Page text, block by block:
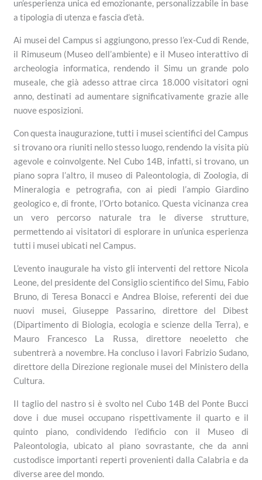
un’esperienza unica ed emozionante, personalizzabile in base
a tipologia di utenza e fascia d’età.
Ai musei del Campus si aggiungono, presso l’ex-Cud di Rende,
il Rimuseum (Museo dell’ambiente) e il Museo interattivo di
archeologia informatica, rendendo il Simu un grande polo
museale, che già adesso attrae circa 18.000 visitatori ogni
anno, destinati ad aumentare significativamente grazie alle
nuove esposizioni.
Con questa inaugurazione, tutti i musei scientifici del Campus
si trovano ora riuniti nello stesso luogo, rendendo la visita più
agevole e coinvolgente. Nel Cubo 14B, infatti, si trovano, un
piano sopra l’altro, il museo di Paleontologia, di Zoologia, di
Mineralogia e petrografia, con ai piedi l’ampio Giardino
geologico e, di fronte, l’Orto botanico. Questa vicinanza crea
un vero percorso naturale tra le diverse strutture,
permettendo ai visitatori di esplorare in un’unica esperienza
tutti i musei ubicati nel Campus.
L’evento inaugurale ha visto gli interventi del rettore Nicola
Leone, del presidente del Consiglio scientifico del Simu, Fabio
Bruno, di Teresa Bonacci e Andrea Bloise, referenti dei due
nuovi musei, Giuseppe Passarino, direttore del Dibest
(Dipartimento di Biologia, ecologia e scienze della Terra), e
Mauro Francesco La Russa, direttore neoeletto che
subentrerà a novembre. Ha concluso i lavori Fabrizio Sudano,
direttore della Direzione regionale musei del Ministero della
Cultura.
Il taglio del nastro si è svolto nel Cubo 14B del Ponte Bucci
dove i due musei occupano rispettivamente il quarto e il
quinto piano, condividendo l’edificio con il Museo di
Paleontologia, ubicato al piano sovrastante, che da anni
custodisce importanti reperti provenienti dalla Calabria e da
diverse aree del mondo.